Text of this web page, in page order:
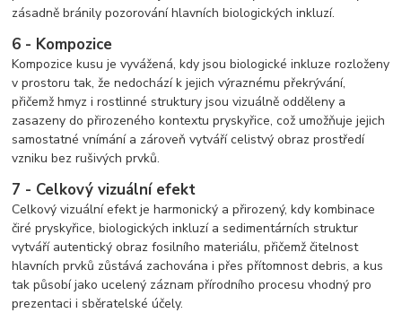
zásadně bránily pozorování hlavních biologických inkluzí.
6 - Kompozice
Kompozice kusu je vyvážená, kdy jsou biologické inkluze rozloženy
v prostoru tak, že nedochází k jejich výraznému překrývání,
přičemž hmyz i rostlinné struktury jsou vizuálně odděleny a
zasazeny do přirozeného kontextu pryskyřice, což umožňuje jejich
samostatné vnímání a zároveň vytváří celistvý obraz prostředí
vzniku bez rušivých prvků.
7 - Celkový vizuální efekt
Celkový vizuální efekt je harmonický a přirozený, kdy kombinace
čiré pryskyřice, biologických inkluzí a sedimentárních struktur
vytváří autentický obraz fosilního materiálu, přičemž čitelnost
hlavních prvků zůstává zachována i přes přítomnost debris, a kus
tak působí jako ucelený záznam přírodního procesu vhodný pro
prezentaci i sběratelské účely.